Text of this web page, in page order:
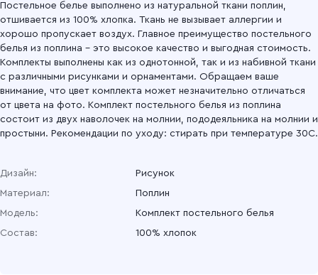
Постельное белье выполнено из натуральной ткани поплин,
отшивается из 100% хлопка. Ткань не вызывает аллергии и
хорошо пропускает воздух. Главное преимущество постельного
белья из поплина – это высокое качество и выгодная стоимость.
Комплекты выполнены как из однотонной, так и из набивной ткани
с различными рисунками и орнаментами. Обращаем ваше
внимание, что цвет комплекта может незначительно отличаться
от цвета на фото. Комплект постельного белья из поплина
состоит из двух наволочек на молнии, пододеяльника на молнии и
простыни. Рекомендации по уходу: стирать при температуре 30С.
Дизайн:
Рисунок
Материал:
Поплин
Модель:
Комплект постельного белья
Состав:
100% хлопок